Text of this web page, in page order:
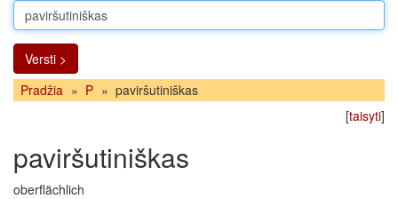
Versti >
Pradžia » P » paviršutiniškas
[taisyti]
paviršutiniškas
oberflächlich